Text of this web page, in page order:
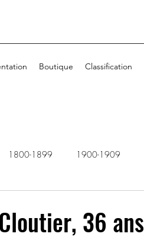
Boutique Classification
1800-1899 1900-1909
36 ans